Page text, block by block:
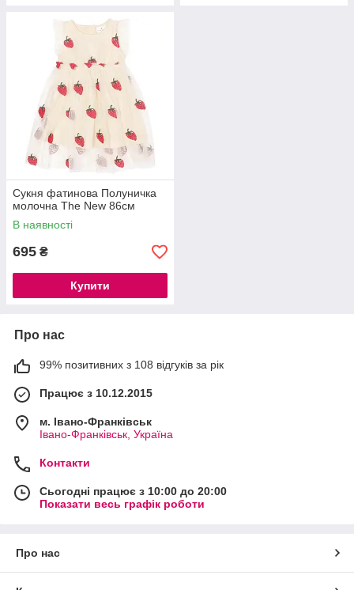
Сукня фатинова Полуничка
молочна The New 86см
В наявності
695 ₴
Купити
Про нас
99% позитивних з 108 відгуків за рік
Працює з 10.12.2015
м. Івано-Франківськ
Івано-Франківськ, Україна
Контакти
Сьогодні працює з 10:00 до 20:00
Показати весь графік роботи
Про нас